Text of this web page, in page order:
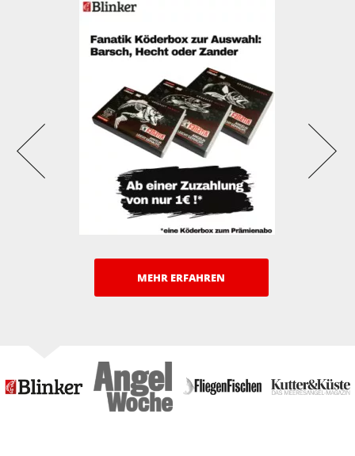
MEHR ERFAHREN